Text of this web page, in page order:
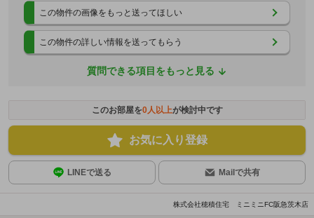
この物件の画像をもっと送ってほしい
この物件の詳しい情報を送ってもらう
質問できる項目をもっと見る
このお部屋を0人以上が検討中です
お気に入り登録
LINEで送る Mailで共有
株式会社穂積住宅 ミニミニFC阪急茨木店